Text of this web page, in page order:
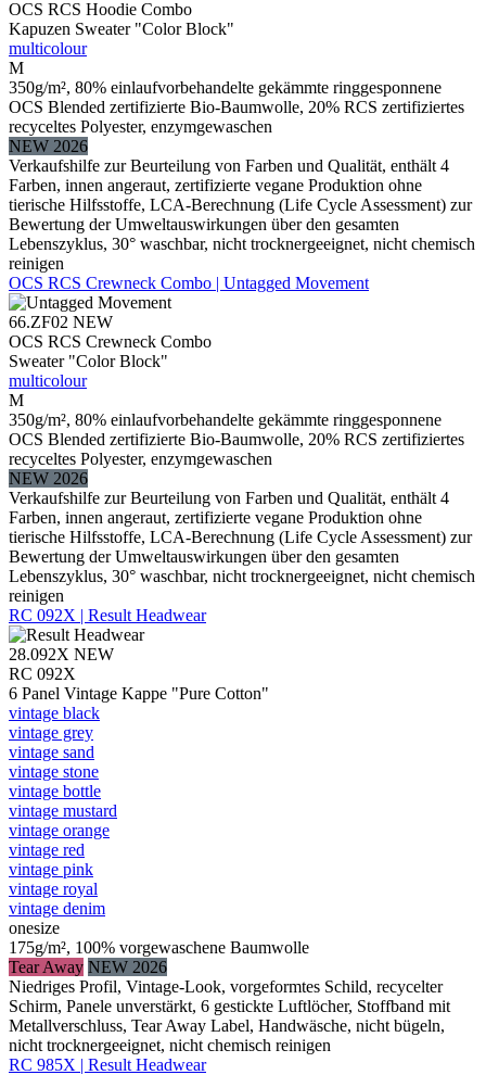
OCS RCS Hoodie Combo
Kapuzen Sweater "Color Block"
multicolour
M
350g/m², 80% einlaufvorbehandelte gekämmte ringgesponnene
OCS Blended zertifizierte Bio-Baumwolle, 20% RCS zertifiziertes
recyceltes Polyester, enzymgewaschen
NEW 2026
Verkaufshilfe zur Beurteilung von Farben und Qualität, enthält 4
Farben, innen angeraut, zertifizierte vegane Produktion ohne
tierische Hilfsstoffe, LCA-Berechnung (Life Cycle Assessment) zur
Bewertung der Umweltauswirkungen über den gesamten
Lebenszyklus, 30° waschbar, nicht trocknergeeignet, nicht chemisch
reinigen
OCS RCS Crewneck Combo | Untagged Movement
66.ZF02 NEW
OCS RCS Crewneck Combo
Sweater "Color Block"
multicolour
M
350g/m², 80% einlaufvorbehandelte gekämmte ringgesponnene
OCS Blended zertifizierte Bio-Baumwolle, 20% RCS zertifiziertes
recyceltes Polyester, enzymgewaschen
NEW 2026
Verkaufshilfe zur Beurteilung von Farben und Qualität, enthält 4
Farben, innen angeraut, zertifizierte vegane Produktion ohne
tierische Hilfsstoffe, LCA-Berechnung (Life Cycle Assessment) zur
Bewertung der Umweltauswirkungen über den gesamten
Lebenszyklus, 30° waschbar, nicht trocknergeeignet, nicht chemisch
reinigen
RC 092X | Result Headwear
28.092X NEW
RC 092X
6 Panel Vintage Kappe "Pure Cotton"
vintage black
vintage grey
vintage sand
vintage stone
vintage bottle
vintage mustard
vintage orange
vintage red
vintage pink
vintage royal
vintage denim
onesize
175g/m², 100% vorgewaschene Baumwolle
Tear Away NEW 2026
Niedriges Profil, Vintage-Look, vorgeformtes Schild, recycelter
Schirm, Panele unverstärkt, 6 gestickte Luftlöcher, Stoffband mit
Metallverschluss, Tear Away Label, Handwäsche, nicht bügeln,
nicht trocknergeeignet, nicht chemisch reinigen
RC 985X | Result Headwear